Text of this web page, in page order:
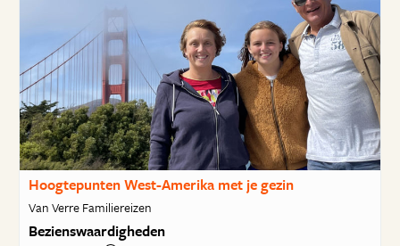
Hoogtepunten West-Amerika met je gezin
Van Verre Familiereizen
Bezienswaardigheden